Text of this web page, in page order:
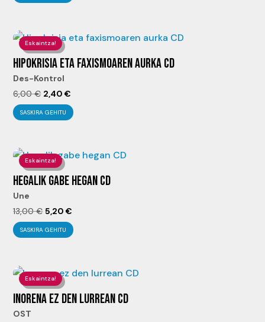
original
13,00 €.5,20 €.
Eskaintza!
HIPOKRISIA ETA FAXISMOAREN AURKA CD
Des-Kontrol
6,00€ El
precio
original
6,00 €.
2,40€
precio
2,40 €.
SASKIRA GEHITU
Eskaintza!
HEGALIK GABE HEGAN CD
Une
13,00€El
precio
13,00 €.
5,20€
precio
5,20 €.
SASKIRA GEHITU
Eskaintza!
INORENA EZ DEN LURREAN CD
OST